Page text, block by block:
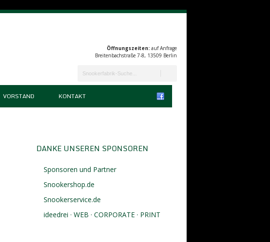
Öffnungszeiten: auf Anfrage
Breitenbachstraße 7-8, 13509 Berlin
VORSTAND KONTAKT
DANKE UNSEREN SPONSOREN
Sponsoren und Partner
Snookershop.de
Snookerservice.de
ideedrei · WEB · CORPORATE · PRINT